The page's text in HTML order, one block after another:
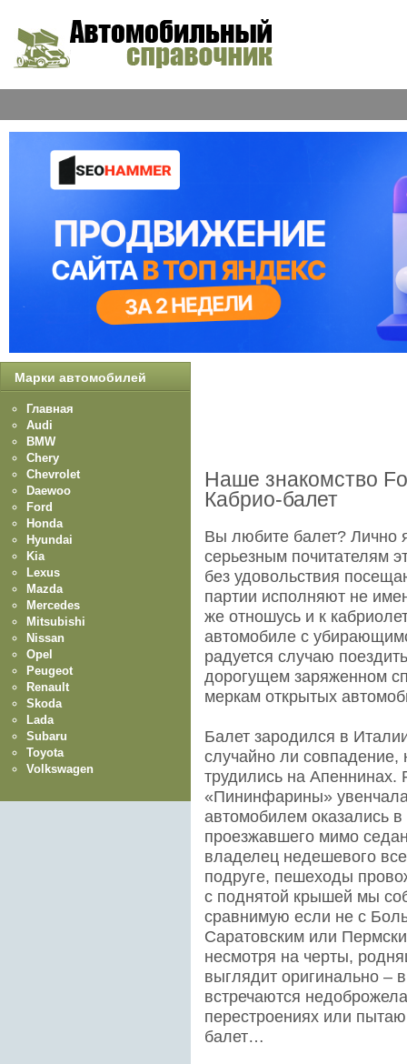
Наше знакомство
Кабрио-балет
Вы любите балет? Лично
серьезным почитателям
без удовольствия
партии исполняют не
же отношусь и к
автомобиле с
радуется случаю
дорогущем заряженном
меркам открытых
Балет зародился в
случайно ли совпадение,
трудились на Апеннинах.
«Пининфарины»
автомобилем оказались
проезжавшего мимо
владелец недешевого
подруге, пешеходы
с поднятой крышей мы
сравнимую если не с
Саратовским или
несмотря на черты,
выглядит оригинально –
встречаются
перестроениях или
балет…
Марки автомобилей
Главная
Audi
BMW
Chery
Chevrolet
Daewoo
Ford
Honda
Hyundai
Kia
Lexus
Mazda
Mercedes
Mitsubishi
Nissan
Opel
Peugeot
Renault
Skoda
Lada
Subaru
Toyota
Volkswagen